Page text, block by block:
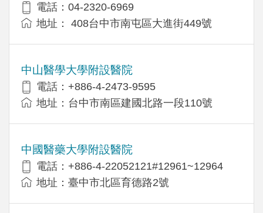
電話：04-2320-6969
地址： 408台中市南屯區大進街449號
中山醫學大學附設醫院
電話：+886-4-2473-9595
地址：台中市南區建國北路一段110號
中國醫藥大學附設醫院
電話：+886-4-22052121#12961~12964
地址：臺中市北區育德路2號